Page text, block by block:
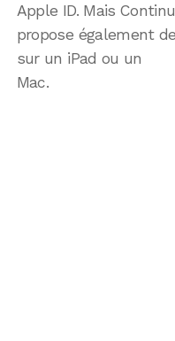
Apple ID. Mais
propose également
sur un iPad ou un
Mac.